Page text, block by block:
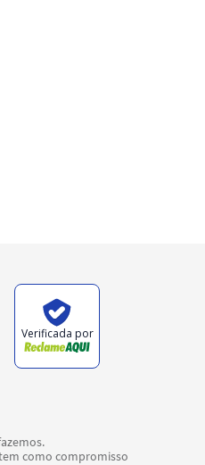
Verificada por
como compromisso